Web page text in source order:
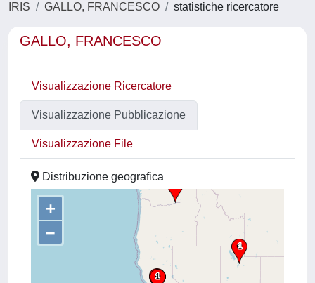
IRIS GALLO, FRANCESCO statistiche ricercatore
GALLO, FRANCESCO
Visualizzazione Ricercatore
Visualizzazione Pubblicazione
Visualizzazione File
Distribuzione geografica
+
–